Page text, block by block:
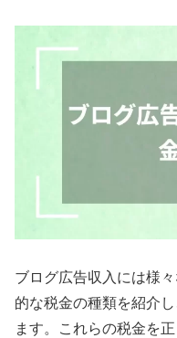
ブログ広告収入には様
的な税金の種類を紹介
ます。これらの税金を